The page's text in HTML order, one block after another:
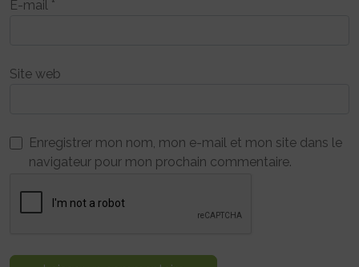
E-mail *
Site web
Enregistrer mon nom, mon e-mail et mon site dans le
navigateur pour mon prochain commentaire.